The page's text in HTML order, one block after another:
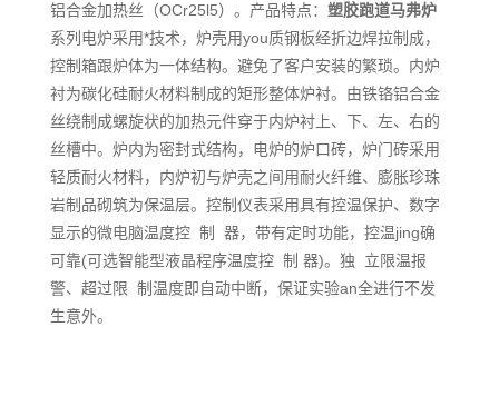
铝合金加热丝（OCr25l5）。产品特点： 塑胶跑道马弗炉
系列电炉采用*技术，炉壳用you质钢板经折边焊拉制成，
控制箱跟炉体为一体结构。避免了客户安装的繁琐。内炉
衬为碳化硅耐火材料制成的矩形整体炉衬。由铁铬铝合金
丝绕制成螺旋状的加热元件穿于内炉衬上、下、左、右的
丝槽中。炉内为密封式结构，电炉的炉口砖，炉门砖采用
轻质耐火材料，内炉初与炉壳之间用耐火纤维、膨胀珍珠
岩制品砌筑为保温层。控制仪表采用具有控温保护、数字
显示的微电脑温度控 制 器，带有定时功能，控温jing确
可靠(可选智能型液晶程序温度控 制 器)。独 立限温报
警、超过限 制温度即自动中断，保证实验an全进行不发
生意外。